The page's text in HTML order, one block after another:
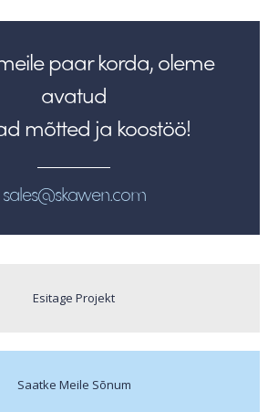
paar korda, oleme
avatud
mõtted ja koostöö!
sales@skawen.com
Esitage Projekt
Saatke Meile Sõnum